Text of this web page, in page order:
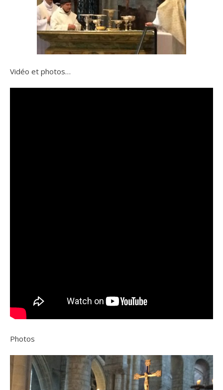
Vidéo et photos…
Photos